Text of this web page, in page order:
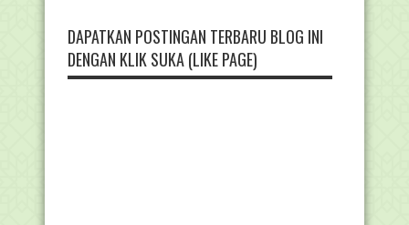
DAPATKAN POSTINGAN TERBARU BLOG INI
DENGAN KLIK SUKA (LIKE PAGE)